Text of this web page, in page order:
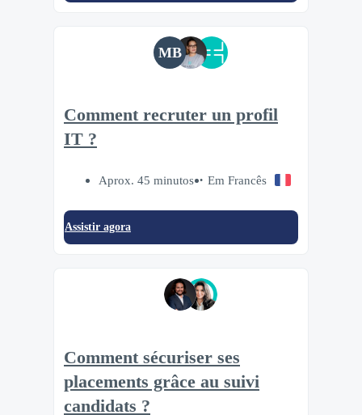
MB
Comment recruter un profil
IT ?
Aprox. 45 minutos Em Francês
Assistir agora
Comment sécuriser ses
placements grâce au suivi
candidats ?